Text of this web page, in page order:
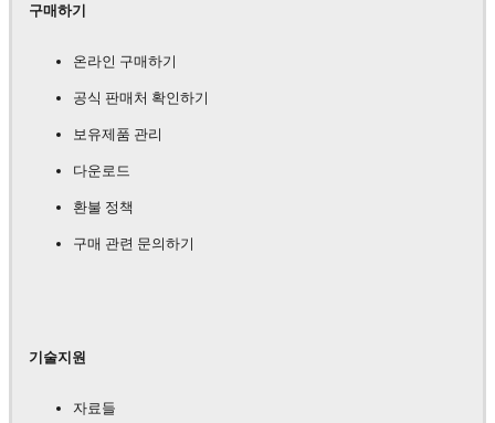
구매하기
온라인 구매하기
공식 판매처 확인하기
보유제품 관리
다운로드
환불 정책
구매 관련 문의하기
기술지원
자료들